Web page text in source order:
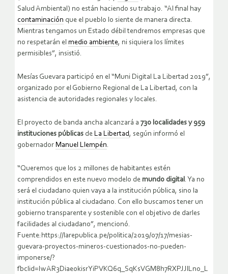
Salud Ambiental) no están haciendo su trabajo. “Al final hay
contaminación que el pueblo lo siente de manera directa.
Mientras tengamos un Estado débil tendremos empresas que
no respetarán el medio ambiente, ni siquiera los límites
permisibles”, insistió.
Mesías Guevara participó en el “Muni Digital La Libertad 2019”,
organizado por el Gobierno Regional de La Libertad, con la
asistencia de autoridades regionales y locales.
El proyecto de banda ancha alcanzará a 730 localidades y 959
instituciones públicas de La Libertad, según informó el
gobernador Manuel Llempén.
“Queremos que los 2 millones de habitantes estén
comprendidos en este nuevo modelo de mundo digital . Ya no
será el ciudadano quien vaya a la institución pública, sino la
institución pública al ciudadano. Con ello buscamos tener un
gobierno transparente y sostenible con el objetivo de darles
facilidades al ciudadano”, mencionó.
Fuente:https://larepublica.pe/politica/2019/07/17/mesias-
guevara-proyectos-mineros-cuestionados-no-pueden-
imponerse/?
fbclid=IwAR3DiaeokisrYiPVKQ6q_SqKsVGM8h7RXPJJlLno_L